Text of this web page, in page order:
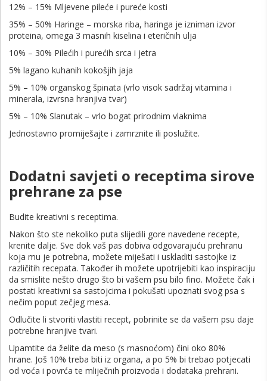
12% – 15% Mljevene pileće i pureće kosti
35% – 50% Haringe – morska riba, haringa je izniman izvor
proteina, omega 3 masnih kiselina i eteričnih ulja
10% – 30% Pilećih i purećih srca i jetra
5% lagano kuhanih kokošjih jaja
5% – 10% organskog špinata (vrlo visok sadržaj vitamina i
minerala, izvrsna hranjiva tvar)
5% – 10% Slanutak – vrlo bogat prirodnim vlaknima
Jednostavno promiješajte i zamrznite ili poslužite.
Dodatni savjeti o receptima sirove
prehrane za pse
Budite kreativni s receptima.
Nakon što ste nekoliko puta slijedili gore navedene recepte,
krenite dalje. Sve dok vaš pas dobiva odgovarajuću prehranu
koja mu je potrebna, možete miješati i uskladiti sastojke iz
različitih recepata. Također ih možete upotrijebiti kao inspiraciju
da smislite nešto drugo što bi vašem psu bilo fino. Možete čak i
postati kreativni sa sastojcima i pokušati upoznati svog psa s
nečim poput zečjeg mesa.
Odlučite li stvoriti vlastiti recept, pobrinite se da vašem psu daje
potrebne hranjive tvari.
Upamtite da želite da meso (s masnoćom) čini oko 80%
hrane. Još 10% treba biti iz organa, a po 5% bi trebao potjecati
od voća i povrća te mliječnih proizvoda i dodataka prehrani.